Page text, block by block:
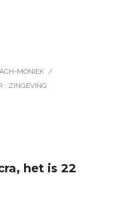
MONIEK /
: ZINGEVING
het is 22